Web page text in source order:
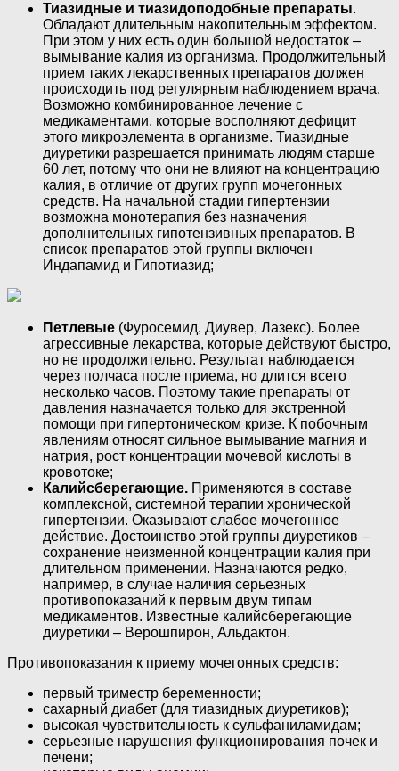
Тиазидные и тиазидоподобные препараты.
Обладают длительным накопительным эффектом.
При этом у них есть один большой недостаток –
вымывание калия из организма. Продолжительный
прием таких лекарственных препаратов должен
происходить под регулярным наблюдением врача.
Возможно комбинированное лечение с
медикаментами, которые восполняют дефицит
этого микроэлемента в организме. Тиазидные
диуретики разрешается принимать людям старше
60 лет, потому что они не влияют на концентрацию
калия, в отличие от других групп мочегонных
средств. На начальной стадии гипертензии
возможна монотерапия без назначения
дополнительных гипотензивных препаратов. В
список препаратов этой группы включен
Индапамид и Гипотиазид;
Петлевые (Фуросемид, Диувер, Лазекс). Более
агрессивные лекарства, которые действуют быстро,
но не продолжительно. Результат наблюдается
через полчаса после приема, но длится всего
несколько часов. Поэтому такие препараты от
давления назначается только для экстренной
помощи при гипертоническом кризе. К побочным
явлениям относят сильное вымывание магния и
натрия, рост концентрации мочевой кислоты в
кровотоке;
Калийсберегающие. Применяются в составе
комплексной, системной терапии хронической
гипертензии. Оказывают слабое мочегонное
действие. Достоинство этой группы диуретиков –
сохранение неизменной концентрации калия при
длительном применении. Назначаются редко,
например, в случае наличия серьезных
противопоказаний к первым двум типам
медикаментов. Известные калийсберегающие
диуретики – Верошпирон, Альдактон.
Противопоказания к приему мочегонных средств:
первый триместр беременности;
сахарный диабет (для тиазидных диуретиков);
высокая чувствительность к сульфаниламидам;
серьезные нарушения функционирования почек и
печени;